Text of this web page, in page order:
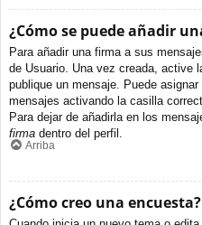
¿Cómo se puede añadir
Para añadir una firma a sus
de Usuario. Una vez creada, active
publique un mensaje. Puede
mensajes activando la casilla
Para dejar de añadirla en los
firma dentro del perfil.
Arriba
¿Cómo creo una encuesta?